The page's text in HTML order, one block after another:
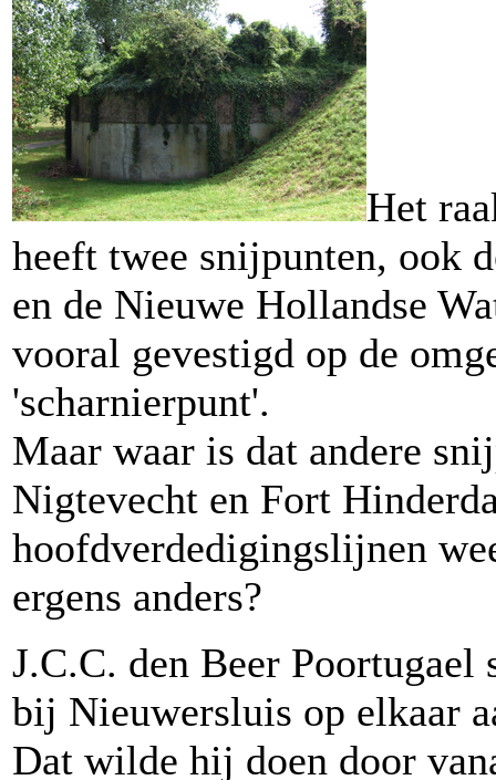
Het
heeft twee snijpunten, ook
en de Nieuwe Hollandse
vooral gevestigd op de
'scharnierpunt'.
Maar waar is dat andere
Nigtevecht en Fort
hoofdverdedigingslijnen
ergens anders?
J.C.C. den Beer
bij Nieuwersluis op elkaar
Dat wilde hij doen door